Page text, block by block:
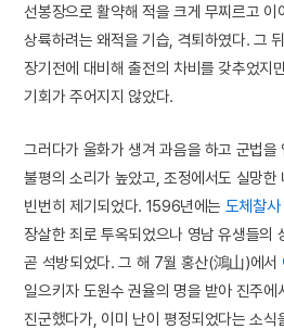
선봉장으로 활약해 적을 크게 무찌르고 이
상륙하려는 왜적을 기습, 격퇴하였다. 그
장기전에 대비해 출전의 차비를 갖추었지
기회가 주어지지 않았다.
그러다가 울화가 생겨 과음을 하고 군법을
불평의 소리가 높았고, 조정에서도 실망한
빈번히 제기되었다. 1596년에는 도체찰사
장살한 죄로 투옥되었으나 영남 유생들의
곧 석방되었다. 그 해 7월 홍산(鴻山)에서
일으키자 도원수 권율의 명을 받아 진주에
진군했다가, 이미 난이 평정되었다는 소식